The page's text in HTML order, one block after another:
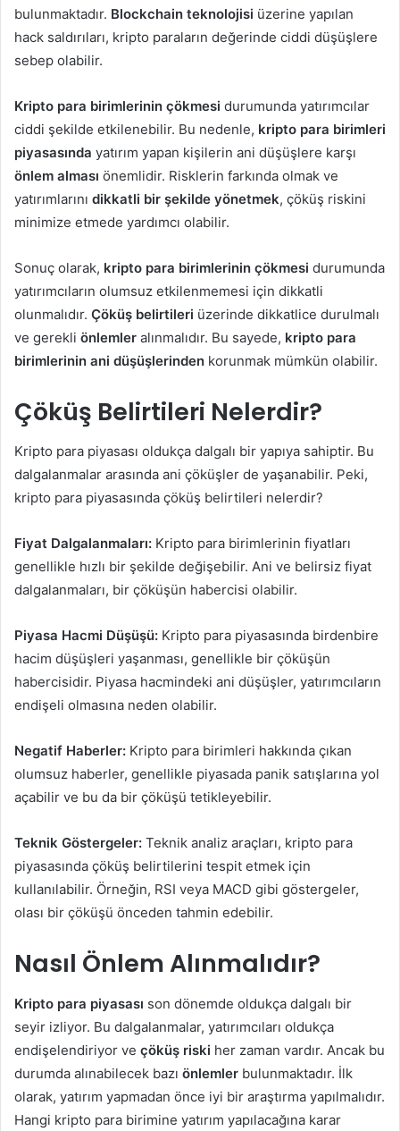
bulunmaktadır. Blockchain teknolojisi üzerine yapılan
hack saldırıları, kripto paraların değerinde ciddi düşüşlere
sebep olabilir.
Kripto para birimlerinin çökmesi durumunda yatırımcılar
ciddi şekilde etkilenebilir. Bu nedenle, kripto para birimleri
piyasasında yatırım yapan kişilerin ani düşüşlere karşı
önlem alması önemlidir. Risklerin farkında olmak ve
yatırımlarını dikkatli bir şekilde yönetmek, çöküş riskini
minimize etmede yardımcı olabilir.
Sonuç olarak, kripto para birimlerinin çökmesi durumunda
yatırımcıların olumsuz etkilenmemesi için dikkatli
olunmalıdır. Çöküş belirtileri üzerinde dikkatlice durulmalı
ve gerekli önlemler alınmalıdır. Bu sayede, kripto para
birimlerinin ani düşüşlerinden korunmak mümkün olabilir.
Çöküş Belirtileri Nelerdir?
Kripto para piyasası oldukça dalgalı bir yapıya sahiptir. Bu
dalgalanmalar arasında ani çöküşler de yaşanabilir. Peki,
kripto para piyasasında çöküş belirtileri nelerdir?
Fiyat Dalgalanmaları: Kripto para birimlerinin fiyatları
genellikle hızlı bir şekilde değişebilir. Ani ve belirsiz fiyat
dalgalanmaları, bir çöküşün habercisi olabilir.
Piyasa Hacmi Düşüşü: Kripto para piyasasında birdenbire
hacim düşüşleri yaşanması, genellikle bir çöküşün
habercisidir. Piyasa hacmindeki ani düşüşler, yatırımcıların
endişeli olmasına neden olabilir.
Negatif Haberler: Kripto para birimleri hakkında çıkan
olumsuz haberler, genellikle piyasada panik satışlarına yol
açabilir ve bu da bir çöküşü tetikleyebilir.
Teknik Göstergeler: Teknik analiz araçları, kripto para
piyasasında çöküş belirtilerini tespit etmek için
kullanılabilir. Örneğin, RSI veya MACD gibi göstergeler,
olası bir çöküşü önceden tahmin edebilir.
Nasıl Önlem Alınmalıdır?
Kripto para piyasası son dönemde oldukça dalgalı bir
seyir izliyor. Bu dalgalanmalar, yatırımcıları oldukça
endişelendiriyor ve çöküş riski her zaman vardır. Ancak bu
durumda alınabilecek bazı önlemler bulunmaktadır. İlk
olarak, yatırım yapmadan önce iyi bir araştırma yapılmalıdır.
Hangi kripto para birimine yatırım yapılacağına karar